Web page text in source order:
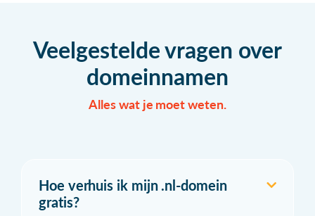
Veelgestelde vragen over
domeinnamen
Alles wat je moet weten.
Hoe verhuis ik mijn .nl-domein
gratis?